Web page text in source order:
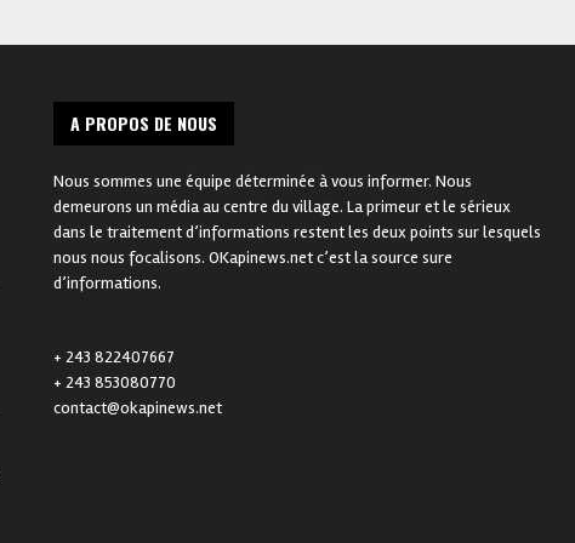
A PROPOS DE NOUS
Nous sommes une équipe déterminée à vous informer. Nous
demeurons un média au centre du village. La primeur et le sérieux
dans le traitement d’informations restent les deux points sur lesquels
nous nous focalisons. OKapinews.net c’est la source sure
d’informations.
+ 243 822407667
+ 243 853080770
contact@okapinews.net